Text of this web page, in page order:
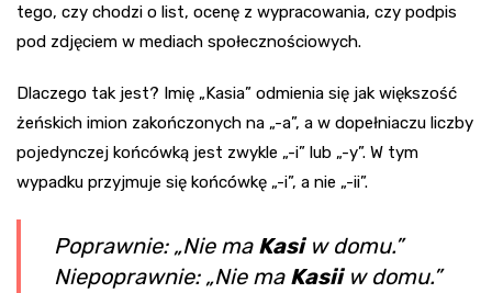
tego, czy chodzi o list, ocenę z wypracowania, czy podpis
pod zdjęciem w mediach społecznościowych.
Dlaczego tak jest? Imię „Kasia” odmienia się jak większość
żeńskich imion zakończonych na „-a”, a w dopełniaczu liczby
pojedynczej końcówką jest zwykle „-i” lub „-y”. W tym
wypadku przyjmuje się końcówkę „-i”, a nie „-ii”.
Poprawnie: „Nie ma Kasiw domu.”
Niepoprawnie: „Nie ma Kasiiw domu.”